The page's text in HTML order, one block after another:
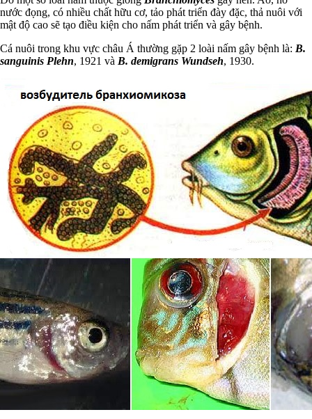
nước đọng, có nhiều chất hữu cơ, tảo phát triển đày đặc, thả nuôi với
mật độ cao sẽ tạo điều kiện cho nấm phát triển và gây bệnh.
Cá nuôi trong khu vực châu Á thường gặp 2 loài nấm gây bệnh là: B.
sanguinis Plehn, 1921 và B. demigrans Wundseh, 1930.